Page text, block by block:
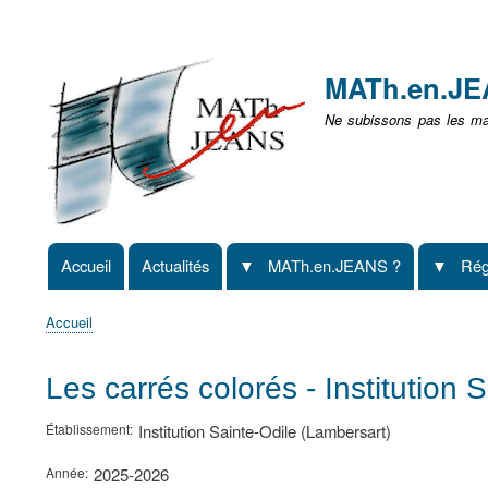
non
identifié
Ne subissons pas les
Navigation
principale
Accueil Actualités MATh.en.JEANS ?
d'Ariane
Accueil
Les carrés colorés - Institution
Établissement Institution Sainte-Odile (Lambersart)
Année 2025-2026